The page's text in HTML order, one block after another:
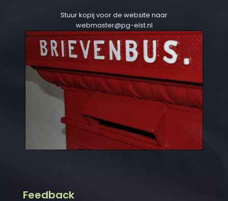
Stuur kopij voor de website naar
webmaster@pg-elst.nl
Feedback